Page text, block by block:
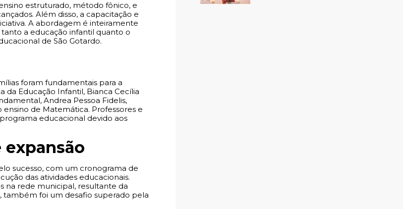
estruturado, método fônico, e
Além disso, a capacitação e
A abordagem é inteiramente
a educação infantil quanto o
de São Gotardo.
foram fundamentais para a
da Educação Infantil, Bianca Cecília
Andrea Pessoa Fidelis,
de Matemática. Professores e
educacional devido aos
sucesso, com um cronograma de
das atividades educacionais.
na rede municipal, resultante da
também foi um desafio superado pela